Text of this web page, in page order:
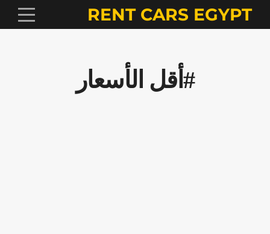
RENT CARS EGYPT
#أقل الأسعار